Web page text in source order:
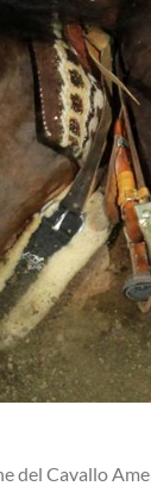
del Cavallo